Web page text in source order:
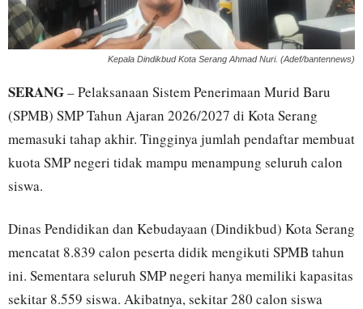
Kepala Dindikbud Kota Serang Ahmad Nuri. (Adef/bantennews)
SERANG– Pelaksanaan Sistem Penerimaan Murid Baru
(SPMB) SMP Tahun Ajaran 2026/2027 di Kota Serang
memasuki tahap akhir. Tingginya jumlah pendaftar membuat
kuota SMP negeri tidak mampu menampung seluruh calon
siswa.
Dinas Pendidikan dan Kebudayaan (Dindikbud) Kota Serang
mencatat 8.839 calon peserta didik mengikuti SPMB tahun
ini. Sementara seluruh SMP negeri hanya memiliki kapasitas
sekitar 8.559 siswa. Akibatnya, sekitar 280 calon siswa